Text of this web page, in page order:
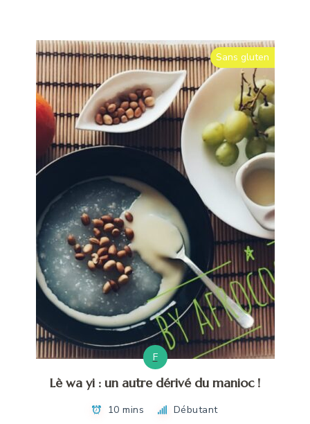
Sans gluten
F
Lè wa yi : un autre dérivé du manioc !
10 mins Débutant